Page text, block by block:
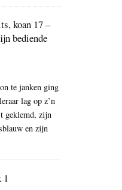
koan 17 –
bediende
te janken ging
lag op z’n
geklemd, zijn
en zijn
1